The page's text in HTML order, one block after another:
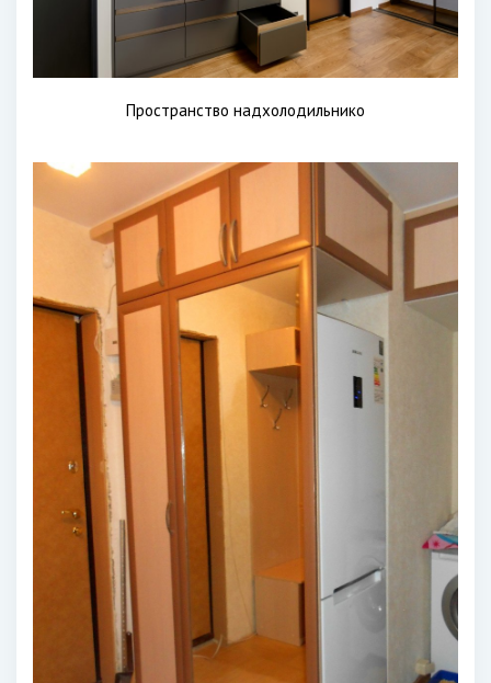
Пространство надхолодильнико